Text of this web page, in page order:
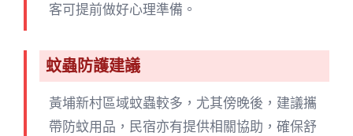
客可提前做好心理準備。
蚊蟲防護建議
黃埔新村區域蚊蟲較多，尤其傍晚後，建議攜
帶防蚊用品，民宿亦有提供相關協助，確保舒